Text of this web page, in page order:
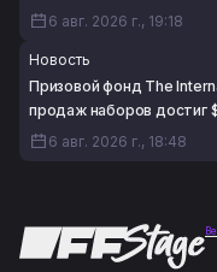
6 авг. 2026 г., 19:18
Новость
Призовой фонд The
продаж наборов достиг
6 авг. 2026 г., 18:48